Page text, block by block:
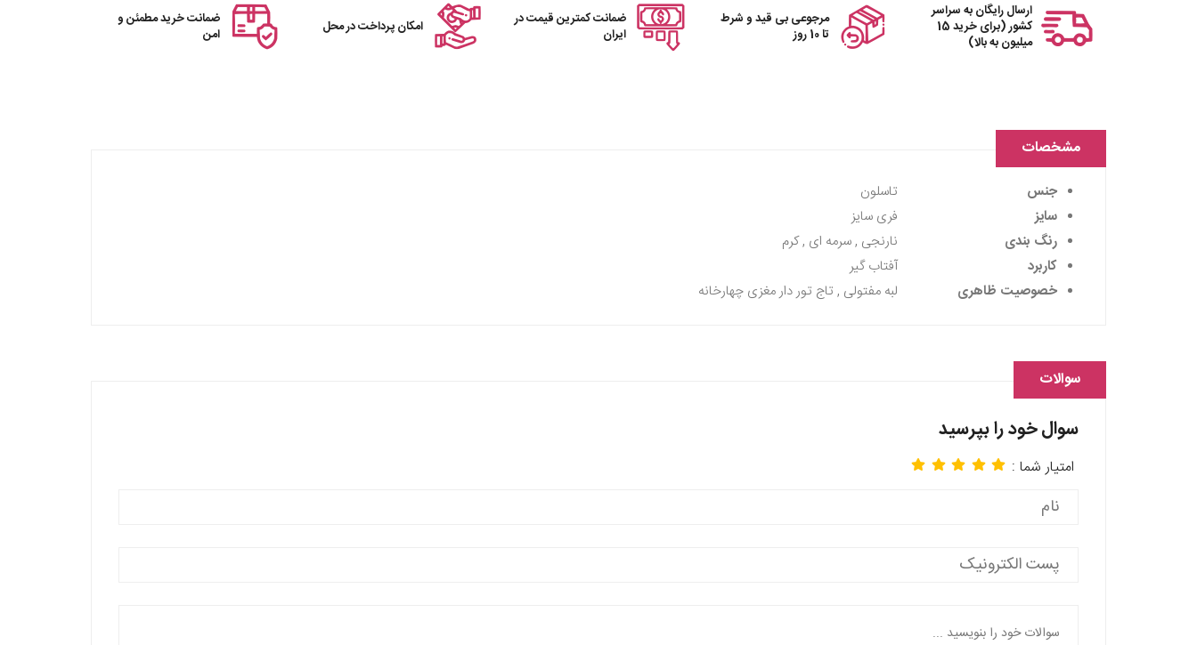
ارسال رایگان به سراسر
کشور (برای خرید 15
میلیون به بالا)
مرجوعی بی قید و شرط
تا 10 روز
ضمانت کمترین قیمت در
ایران
امکان پرداخت در محل
ضمانت خرید مطمئن و
امن
مشخصات
جنس
تاسلون
سایز
فری سایز
رنگ بندی
نارنجی , سرمه ای , کرم
کاربرد
آفتاب گیر
خصوصیت ظاهری
لبه مفتولی , تاج تور دار مغزی چهارخانه
سوالات
سوال خود را بپرسید
امتیار شما :